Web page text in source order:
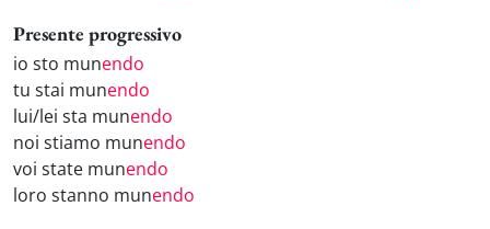
Presente progressivo
io sto munendo
tu stai munendo
lui/lei sta munendo
noi stiamo munendo
voi state munendo
loro stanno munendo